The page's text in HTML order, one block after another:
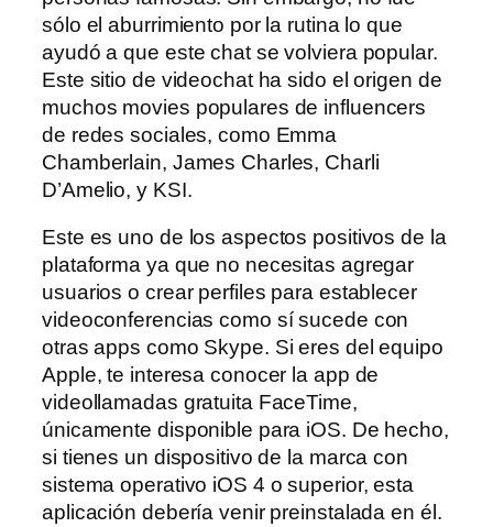
sólo el aburrimiento por la rutina lo que
ayudó a que este chat se volviera popular.
Este sitio de videochat ha sido el origen de
muchos movies populares de influencers
de redes sociales, como Emma
Chamberlain, James Charles, Charli
D’Amelio, y KSI.
Este es uno de los aspectos positivos de la
plataforma ya que no necesitas agregar
usuarios o crear perfiles para establecer
videoconferencias como sí sucede con
otras apps como Skype. Si eres del equipo
Apple, te interesa conocer la app de
videollamadas gratuita FaceTime,
únicamente disponible para iOS. De hecho,
si tienes un dispositivo de la marca con
sistema operativo iOS 4 o superior, esta
aplicación debería venir preinstalada en él.